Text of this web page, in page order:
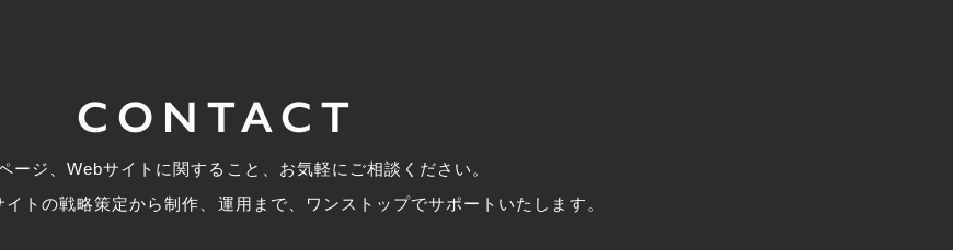
CONTACT
ージ、Webサイトに関すること、お気軽にご相談ください。
トの戦略策定から制作、運用まで、ワンストップでサポートいたします。